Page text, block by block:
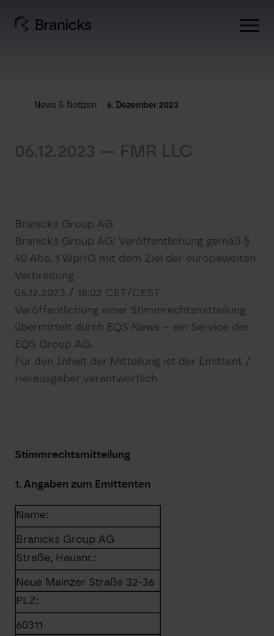
content
News & Notizen 6. Dezember 2023
06.12.2023 — FMR LLC
Branicks Group AG
Branicks Group AG: Veröffentlichung gemäß §
40 Abs. 1 WpHG mit dem Ziel der europaweiten
Verbreitung
06.12.2023 / 18:02 CET/CEST
Veröffentlichung einer Stimmrechtsmitteilung
übermittelt durch EQS News – ein Service der
EQS Group AG.
Für den Inhalt der Mitteilung ist der Emittent /
Herausgeber verantwortlich.
Stimmrechtsmitteilung
1. Angaben zum Emittenten
Name:
Branicks Group AG
Straße, Hausnr.:
Neue Mainzer Straße 32-36
PLZ:
60311